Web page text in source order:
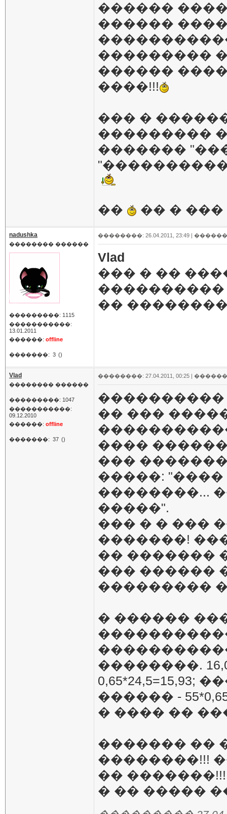
������
������
���������
������
����!!!
��� �
���������
�������
�� �� �
nadushka
�������� ������
���������: 1115
�����������:
13.01.2011
������: offline
�������: 3 ()
��������: 26.04.2011, 23:49 |
Vlad
��� � ��
����������
��
Vlad
�������� ������
���������: 1047
�����������:
09.12.2010
������: offline
�������: 37 ()
��������: 27.04.2011, 00:25 |
����������
�� ���
����
���
�����:
��������...
�����".
��� � � ���
�������!
�� �������
��� ������
���������
� ������
��������.
������ -
� ���� ��
������� ��
��������!!!
�� �������!!!
� �� �����